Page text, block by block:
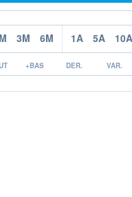
3M 6M 1A 5A 10A
+BAS DER. VAR.